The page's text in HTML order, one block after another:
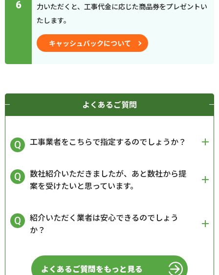
6
力いただくと、工事代金に応じた商品券をプレゼントい
たします。
キャッシュバックについて
よくあるご質問
工事業者をこちらで指定するのでしょうか？
数社紹介いただきましたが、あと数社から提
案を受けたいと思っています。
紹介いただく業者は安心できるのでしょう
か？
よくあるご質問をもっと見る